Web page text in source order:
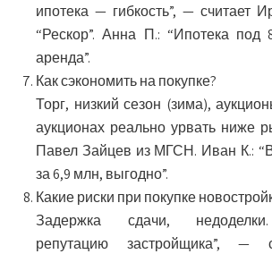
ипотека — гибкость”, — считает
“Рескор”. Анна П.: “Ипотека под
аренда”.
Как сэкономить на покупке?
Торг, низкий сезон (зима),
аукционах реально урвать ниже
Павел Зайцев из МГСН. Иван К.:
за 6,9 млн, выгодно”.
Какие риски при покупке
Задержка сдачи,
репутацию застройщика”, —